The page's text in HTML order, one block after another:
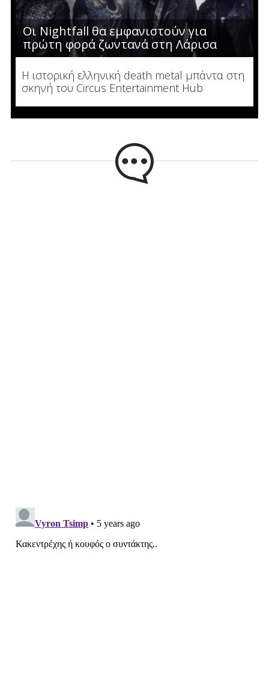
Οι Nightfall θα εμφανιστούν για
πρώτη φορά ζωντανά στη Λάρισα
Η ιστορική ελληνική death metal μπάντα στη
σκηνή του Circus Entertainment Hub